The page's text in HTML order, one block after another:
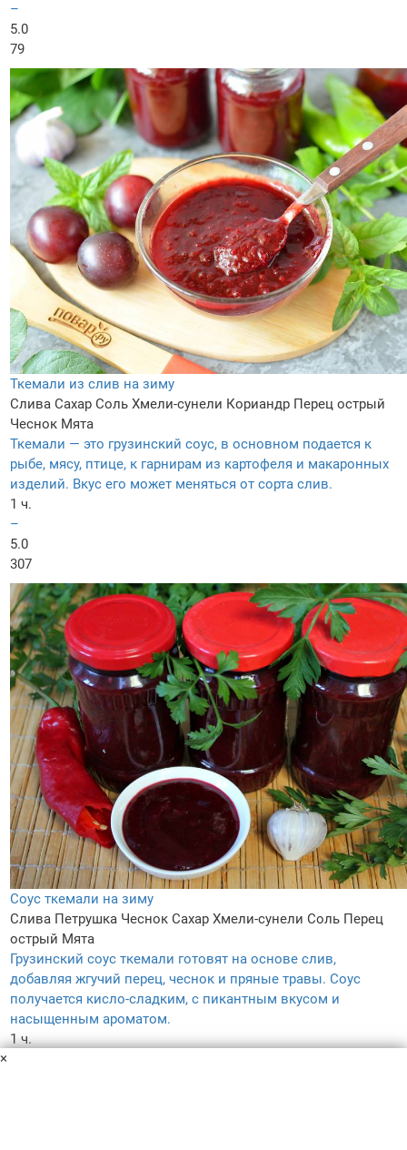
–
5.0
79
Ткемали из слив на зиму
Слива Сахар Соль Хмели-сунели Кориандр Перец острый
Чеснок Мята
Ткемали — это грузинский соус, в основном подается к
рыбе, мясу, птице, к гарнирам из картофеля и макаронных
изделий. Вкус его может меняться от сорта слив.
1 ч.
–
5.0
307
Соус ткемали на зиму
Слива Петрушка Чеснок Сахар Хмели-сунели Соль Перец
острый Мята
Грузинский соус ткемали готовят на основе слив,
добавляя жгучий перец, чеснок и пряные травы. Соус
получается кисло-сладким, с пикантным вкусом и
насыщенным ароматом.
1 ч.
×